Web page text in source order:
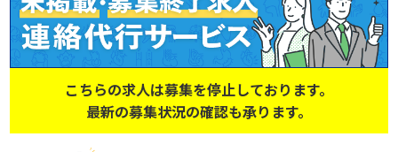
こちらの求人は募集を停止しております。
最新の募集状況の確認も承ります。